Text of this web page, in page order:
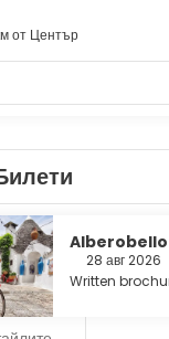
от Център
28 авг 2026
Written